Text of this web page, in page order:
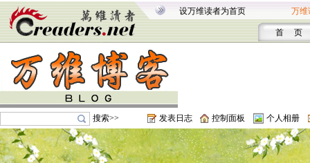
设万维读者为首页 万维
首 页
搜索>> 发表日志 控制面板 个人相册